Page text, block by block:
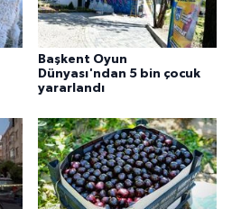
Başkent Oyun
Dünyası'ndan 5 bin çocuk
yararlandı